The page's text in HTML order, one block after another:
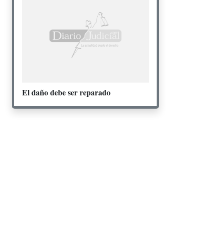
El daño debe ser reparado